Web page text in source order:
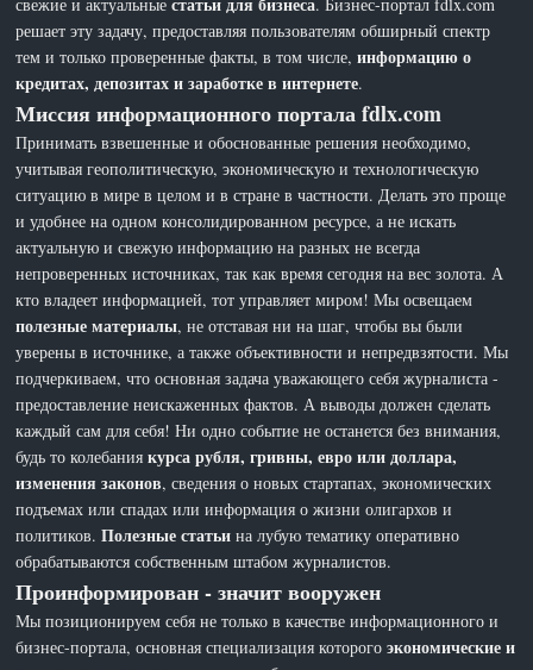
решает эту задачу, предоставляя пользователям обширный спектр
тем и только проверенные факты, в том числе,информацию о
кредитах, депозитах и заработке в интернете.
Миссия информационного портала fdlx.com
Принимать взвешенные и обоснованные решения необходимо,
учитывая геополитическую, экономическую и технологическую
ситуацию в мире в целом и в стране в частности. Делать это проще
и удобнее на одном консолидированном ресурсе, а не искать
актуальную и свежую информацию на разных не всегда
непроверенных источниках, так как время сегодня на вес золота. А
кто владеет информацией, тот управляет миром! Мы освещаем
полезные материалы, не отставая ни на шаг, чтобы вы были
уверены в источнике, а также объективности и непредвзятости. Мы
подчеркиваем, что основная задача уважающего себя журналиста -
предоставление неискаженных фактов. А выводы должен сделать
каждый сам для себя! Ни одно событие не останется без внимания,
будь то колебаниякурса рубля, гривны, евро или доллара,
изменения законов, сведения о новых стартапах, экономических
подъемах или спадах или информация о жизни олигархов и
политиков.Полезные статьи на лубую тематику оперативно
обрабатываются собственным штабом журналистов.
Проинформирован - значит вооружен
Мы позиционируем себя не только в качестве информационного и
бизнес-портала, основная специализация которогоэкономические и